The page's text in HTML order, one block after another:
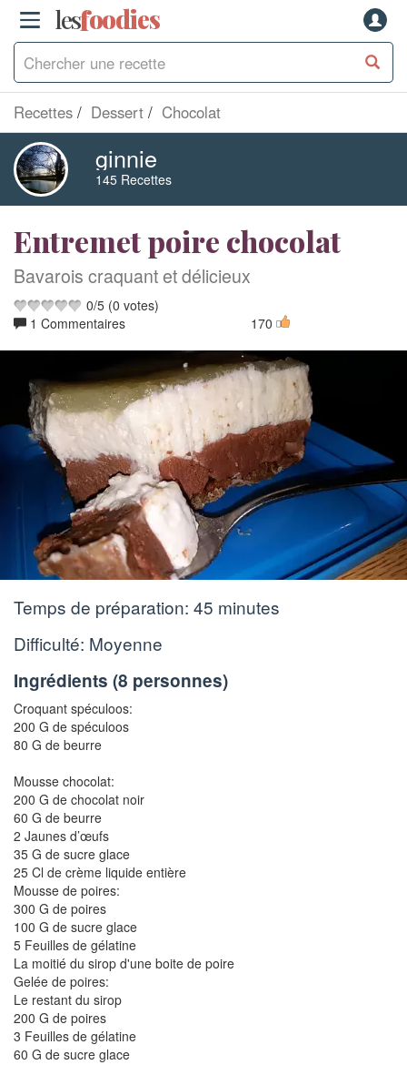
lesfoodies
Recettes Dessert Chocolat
ginnie
145 Recettes
Entremet poire chocolat
Bavarois craquant et délicieux
0/5 (0 votes)
1 Commentaires
170
Temps de préparation: 45 minutes
Difficulté: Moyenne
Ingrédients (8 personnes)
Croquant spéculoos:
200 G de spéculoos
80 G de beurre
Mousse chocolat:
200 G de chocolat noir
60 G de beurre
2 Jaunes d’œufs
35 G de sucre glace
25 Cl de crème liquide entière
Mousse de poires:
300 G de poires
100 G de sucre glace
5 Feuilles de gélatine
La moitié du sirop d'une boite de poire
Gelée de poires:
Le restant du sirop
200 G de poires
3 Feuilles de gélatine
60 G de sucre glace